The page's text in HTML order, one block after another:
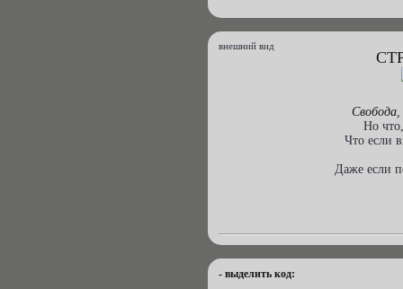
внешний вид
Свобода,
Но
Что если
Даже если
- выделить код: